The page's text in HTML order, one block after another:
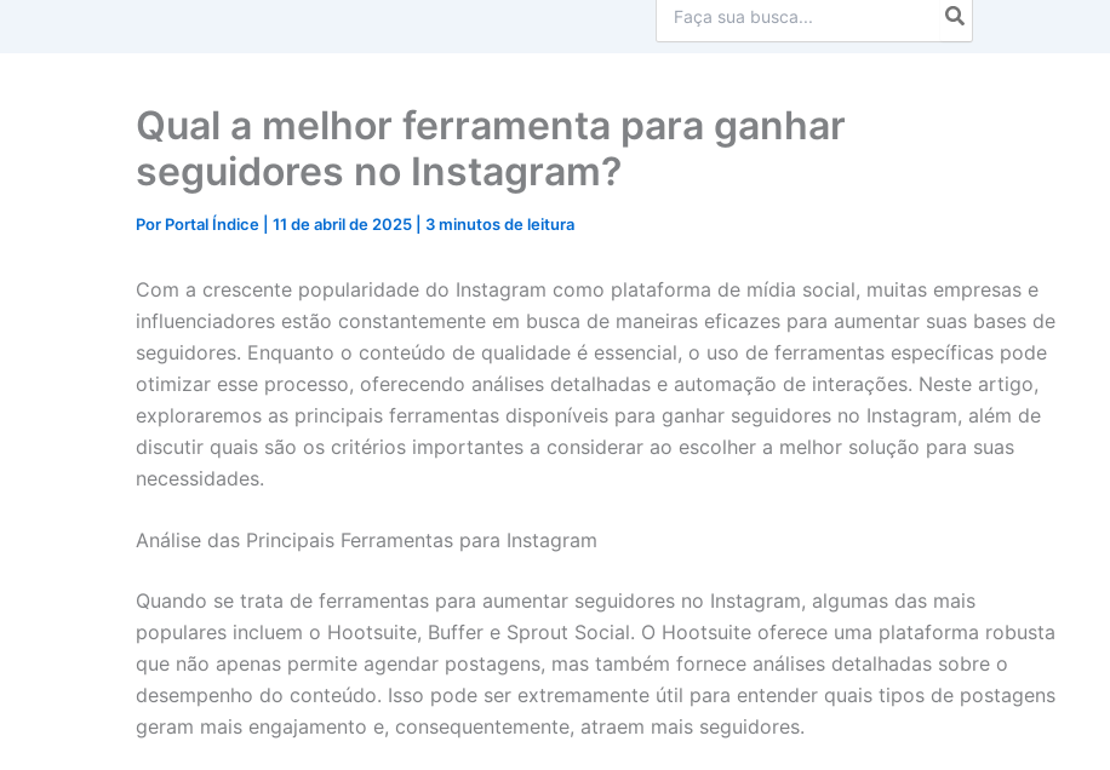
Qual a melhor ferramenta para ganhar
seguidores no Instagram?
Por Portal Índice 11 de abril de 2025 3 minutos de leitura
Com a crescente popularidade do Instagram como plataforma de mídia social, muitas empresas e
influenciadores estão constantemente em busca de maneiras eficazes para aumentar suas bases de
seguidores. Enquanto o conteúdo de qualidade é essencial, o uso de ferramentas específicas pode
otimizar esse processo, oferecendo análises detalhadas e automação de interações. Neste artigo,
exploraremos as principais ferramentas disponíveis para ganhar seguidores no Instagram, além de
discutir quais são os critérios importantes a considerar ao escolher a melhor solução para suas
necessidades.
Análise das Principais Ferramentas para Instagram
Quando se trata de ferramentas para aumentar seguidores no Instagram, algumas das mais
populares incluem o Hootsuite, Buffer e Sprout Social. O Hootsuite oferece uma plataforma robusta
que não apenas permite agendar postagens, mas também fornece análises detalhadas sobre o
desempenho do conteúdo. Isso pode ser extremamente útil para entender quais tipos de postagens
geram mais engajamento e, consequentemente, atraem mais seguidores.